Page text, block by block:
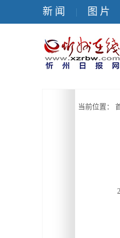
新 闻 | 图 片
当前位置：